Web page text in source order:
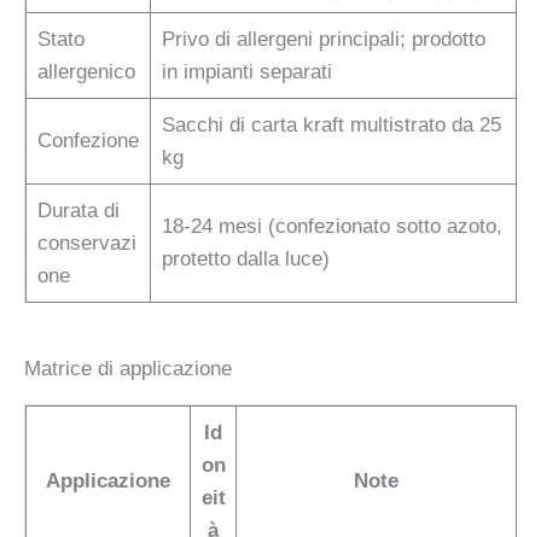
Stato
allergenico
Privo di allergeni principali; prodotto
in impianti separati
Confezione
Sacchi di carta kraft multistrato da 25
kg
Durata di
conservazi
one
18-24 mesi (confezionato sotto azoto,
protetto dalla luce)
Matrice di applicazione
Applicazione
Id
on
eit
à
Note